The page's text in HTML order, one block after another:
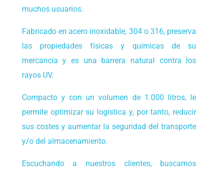
muchos usuarios.
Fabricado en acero inoxidable, 304 o 316, preserva
las propiedades físicas y químicas de su
mercancía y es una barrera natural contra los
rayos UV.
Compacto y con un volumen de 1.000 litros, le
permite optimizar su logística y, por tanto, reducir
sus costes y aumentar la seguridad del transporte
y/o del almacenamiento.
Escuchando a nuestros clientes, buscamos